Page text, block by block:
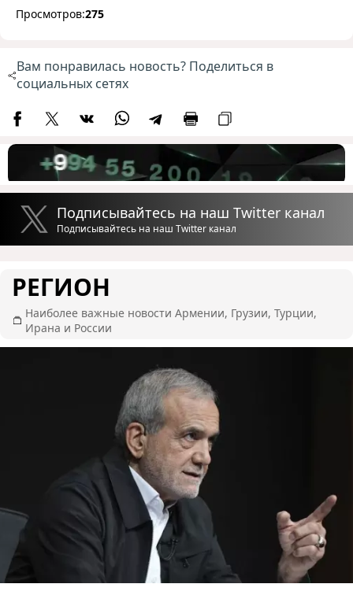
Просмотров:275
Вам понравилась новость? Поделиться в
социальных сетях
Подписывайтесь на наш Twitter канал
Подписывайтесь на наш Twitter канал
РЕГИОН
Наиболее важные новости Армении, Грузии, Турции,
Ирана и России